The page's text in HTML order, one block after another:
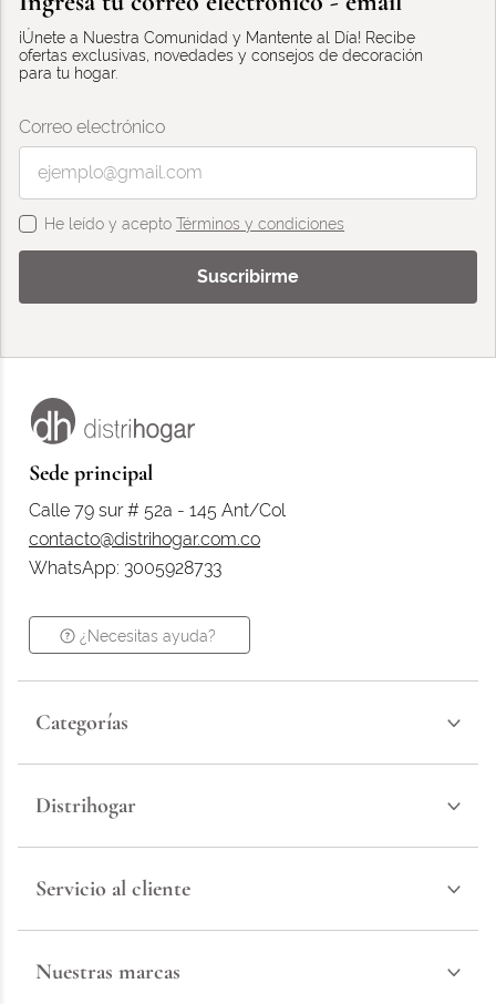
¡Únete a Nuestra Comunidad y Mantente al Día! Recibe
ofertas exclusivas, novedades y consejos de decoración
para tu hogar.
Correo electrónico
He leído y aceptoTérminos y condiciones
Suscribirme
Sede principal
Calle 79 sur # 52a - 145 Ant/Col
contacto@distrihogar.com.co
WhatsApp: 3005928733
¿Necesitas ayuda?
Categorías
Distrihogar
Servicio al cliente
Nuestras marcas